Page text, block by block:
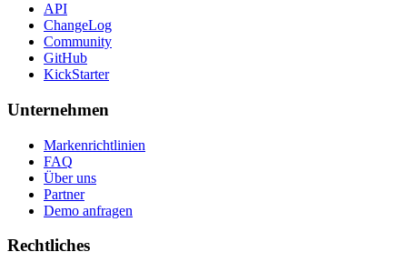
API
ChangeLog
Community
GitHub
KickStarter
Unternehmen
Markenrichtlinien
FAQ
Über uns
Partner
Demo anfragen
Rechtliches